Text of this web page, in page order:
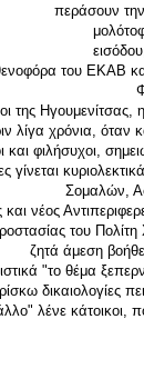
περάσουν
του ΕΚΑΒ
της
λίγα χρόνια,
και φιλήσυχοι,
γίνεται
Σομαλών,
νέος
του
ζητά άμεση
"το θέμα
δικαιολογίες
λένε κάτοικοι,